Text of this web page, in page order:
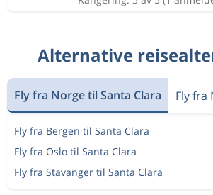
Alternative
Fly fra Norge til Santa Clara Fly fra
Fly fra Bergen til Santa Clara
Fly fra Oslo til Santa Clara
Fly fra Stavanger til Santa Clara